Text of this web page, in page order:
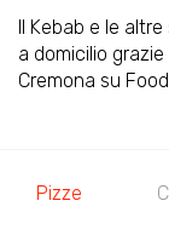
Il Kebab e le
a domicilio
Cremona su
Pizze